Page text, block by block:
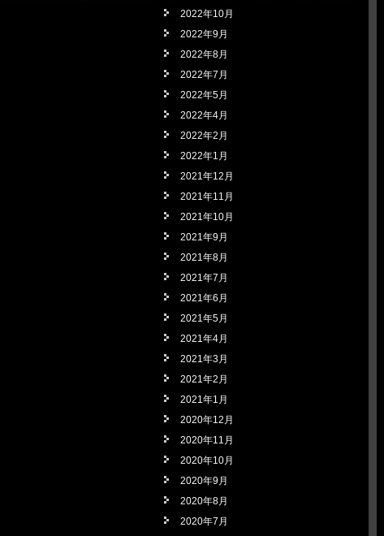
2022年10月
2022年9月
2022年8月
2022年7月
2022年5月
2022年4月
2022年2月
2022年1月
2021年12月
2021年11月
2021年10月
2021年9月
2021年8月
2021年7月
2021年6月
2021年5月
2021年4月
2021年3月
2021年2月
2021年1月
2020年12月
2020年11月
2020年10月
2020年9月
2020年8月
2020年7月